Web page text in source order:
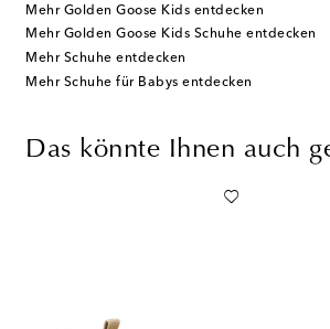
Mehr Golden Goose Kids entdecken
Mehr Golden Goose Kids Schuhe entdecken
Mehr Schuhe entdecken
Mehr Schuhe für Babys entdecken
Das könnte Ihnen auch